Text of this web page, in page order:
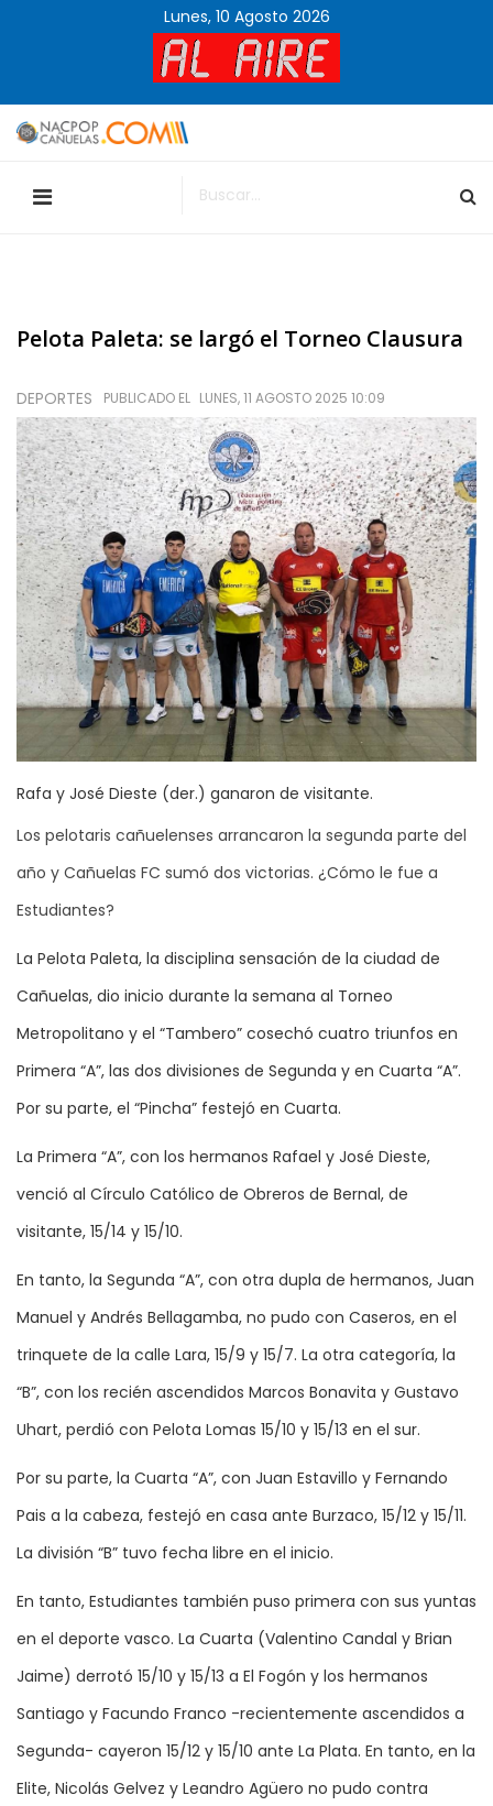
Lunes, 10 Agosto 2026
Pelota Paleta: se largó el Torneo Clausura
DEPORTES PUBLICADO EL LUNES, 11 AGOSTO 2025 10:09
Rafa y José Dieste (der.) ganaron de visitante.
Los pelotaris cañuelenses arrancaron la segunda parte del
año y Cañuelas FC sumó dos victorias. ¿Cómo le fue a
Estudiantes?
La Pelota Paleta, la disciplina sensación de la ciudad de
Cañuelas, dio inicio durante la semana al Torneo
Metropolitano y el “Tambero” cosechó cuatro triunfos en
Primera “A”, las dos divisiones de Segunda y en Cuarta “A”.
Por su parte, el “Pincha” festejó en Cuarta.
La Primera “A”, con los hermanos Rafael y José Dieste,
venció al Círculo Católico de Obreros de Bernal, de
visitante, 15/14 y 15/10.
En tanto, la Segunda “A”, con otra dupla de hermanos, Juan
Manuel y Andrés Bellagamba, no pudo con Caseros, en el
trinquete de la calle Lara, 15/9 y 15/7. La otra categoría, la
“B”, con los recién ascendidos Marcos Bonavita y Gustavo
Uhart, perdió con Pelota Lomas 15/10 y 15/13 en el sur.
Por su parte, la Cuarta “A”, con Juan Estavillo y Fernando
Pais a la cabeza, festejó en casa ante Burzaco, 15/12 y 15/11.
La división “B” tuvo fecha libre en el inicio.
En tanto, Estudiantes también puso primera con sus yuntas
en el deporte vasco. La Cuarta (Valentino Candal y Brian
Jaime) derrotó 15/10 y 15/13 a El Fogón y los hermanos
Santiago y Facundo Franco -recientemente ascendidos a
Segunda- cayeron 15/12 y 15/10 ante La Plata. En tanto, en la
Elite, Nicolás Gelvez y Leandro Agüero no pudo contra